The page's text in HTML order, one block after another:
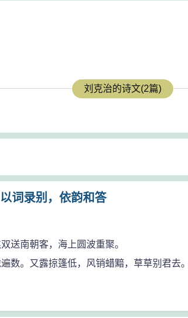
刘克治的诗文(2篇)
词录别，依韵和答
送南朝客，海上圆波重聚。
数。又露掠篷低，风销蜡黯，草草别君去。